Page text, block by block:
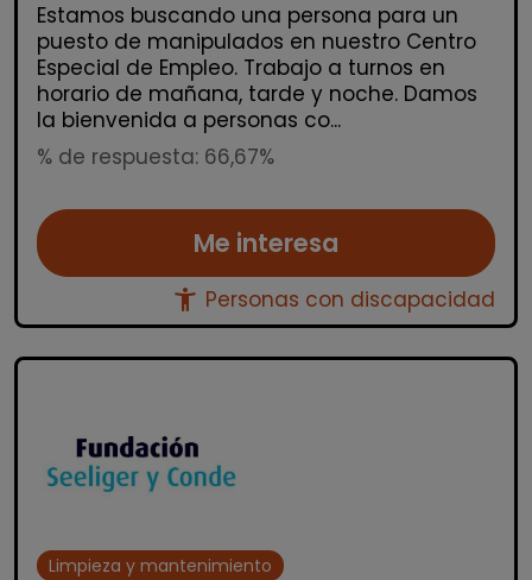
Estamos buscando una persona para un
puesto de manipulados en nuestro Centro
Especial de Empleo. Trabajo a turnos en
horario de mañana, tarde y noche. Damos
la bienvenida a personas co...
% de respuesta: 66,67%
Me interesa
accessibility_new Personas con discapacidad
Limpieza y mantenimiento